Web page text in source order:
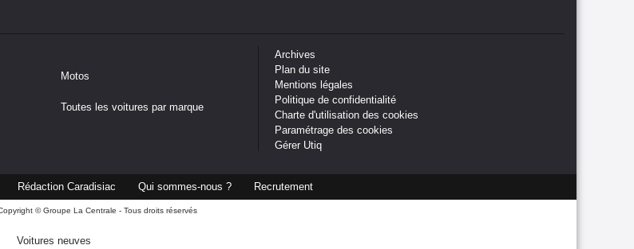
Motos
Toutes les voitures par marque
Archives
Plan du site
Mentions légales
Politique de confidentialité
Charte d'utilisation des cookies
Paramétrage des cookies
Gérer Utiq
Rédaction Caradisiac Qui sommes-nous ? Recrutement
© Groupe La Centrale - Tous droits réservés
Voitures neuves